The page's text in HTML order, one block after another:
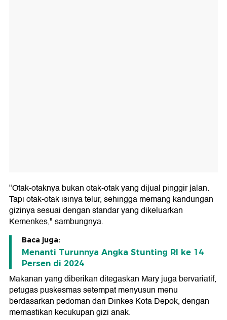
"Otak-otaknya bukan otak-otak yang dijual pinggir jalan.
Tapi otak-otak isinya telur, sehingga memang kandungan
gizinya sesuai dengan standar yang dikeluarkan
Kemenkes," sambungnya.
Baca juga:
Menanti Turunnya Angka Stunting RI ke 14
Persen di 2024
Makanan yang diberikan ditegaskan Mary juga bervariatif,
petugas puskesmas setempat menyusun menu
berdasarkan pedoman dari Dinkes Kota Depok, dengan
memastikan kecukupan gizi anak.